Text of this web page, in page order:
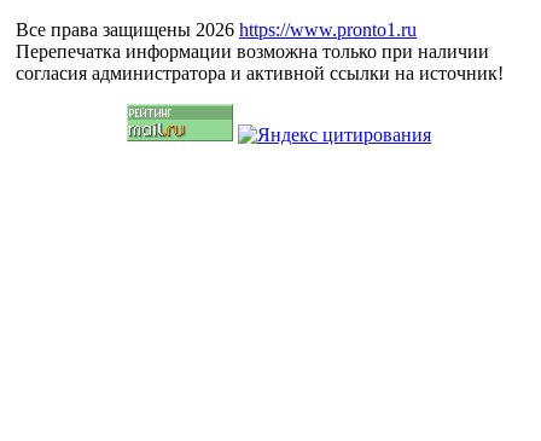
Все права защищены 2026 https://www.pronto1.ru
Перепечатка информации возможна только при наличии
согласия администратора и активной ссылки на источник!